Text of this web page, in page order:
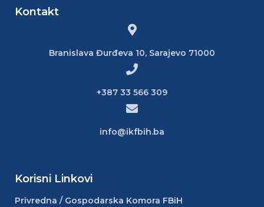
Kontakt
Branislava Đurđeva 10, Sarajevo 71000
+387 33 566 309
info@ikfbih.ba
Korisni Linkovi
Privredna / Gospodarska Komora FBiH